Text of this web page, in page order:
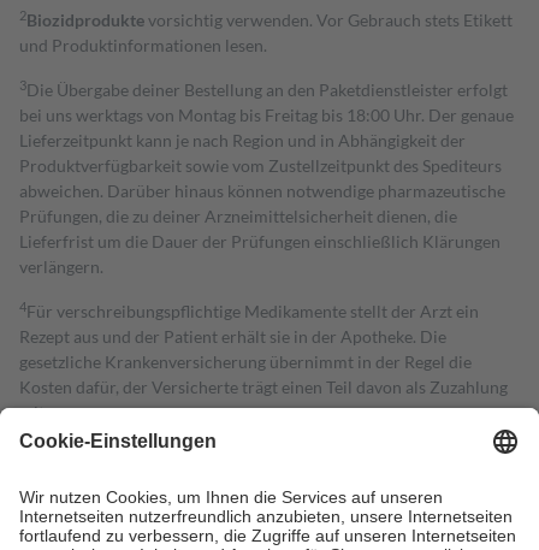
2Biozidproduktevorsichtig verwenden. Vor Gebrauch stets Etikett
und Produktinformationen lesen.
3Die Übergabe deiner Bestellung an den Paketdienstleister erfolgt
bei uns werktags von Montag bis Freitag bis 18:00 Uhr. Der genaue
Lieferzeitpunkt kann je nach Region und in Abhängigkeit der
Produktverfügbarkeit sowie vom Zustellzeitpunkt des Spediteurs
abweichen. Darüber hinaus können notwendige pharmazeutische
Prüfungen, die zu deiner Arzneimittelsicherheit dienen, die
Lieferfrist um die Dauer der Prüfungen einschließlich Klärungen
verlängern.
4Für verschreibungspflichtige Medikamente stellt der Arzt ein
Rezept aus und der Patient erhält sie in der Apotheke. Die
gesetzliche Krankenversicherung übernimmt in der Regel die
Kosten dafür, der Versicherte trägt einen Teil davon als Zuzahlung
mit.
Grundsätzlich leisten Mitglieder Zuzahlungen in Höhe von zehn
höchstens zehn Euro.
Es sind jedoch nie mehr als die tatsächlichen
Kosten der Leistung zu entrichten.
Diese Regeln gelten grundsätzlich auch für Online-Apotheken.